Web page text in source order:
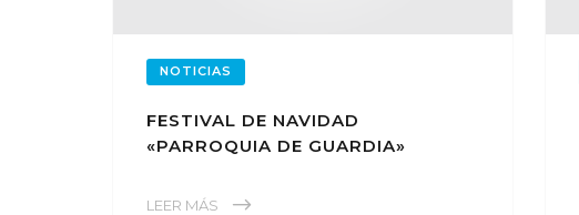
NOTICIAS
FESTIVAL DE NAVIDAD
«PARROQUIA DE GUARDIA»
LEER MÁS